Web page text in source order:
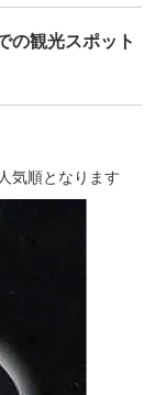
の観光スポット
気順となります